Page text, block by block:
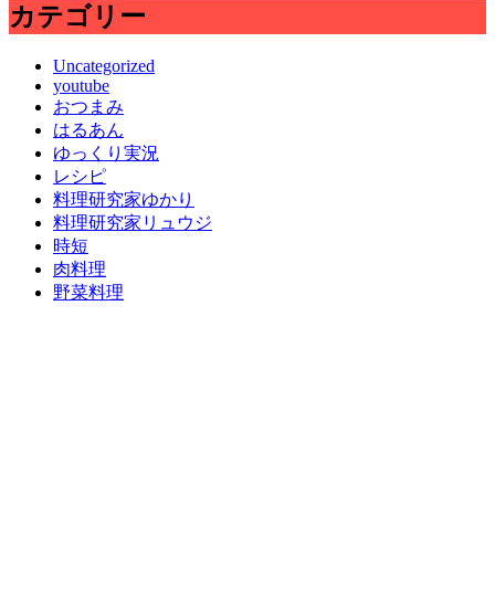
カテゴリー
Uncategorized
youtube
おつまみ
はるあん
ゆっくり実況
レシピ
料理研究家ゆかり
料理研究家リュウジ
時短
肉料理
野菜料理